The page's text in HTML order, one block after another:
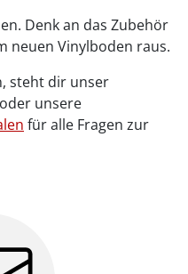
Denk an das Zubehör
neuen Vinylboden raus.
steht dir unser
oder unsere
für alle Fragen zur